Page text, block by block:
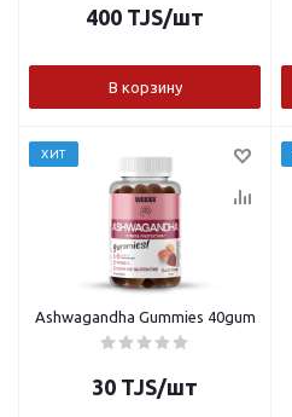
400 TJS/шт
В корзину
ХИТ
Ashwagandha Gummies 40gum
30 TJS/шт